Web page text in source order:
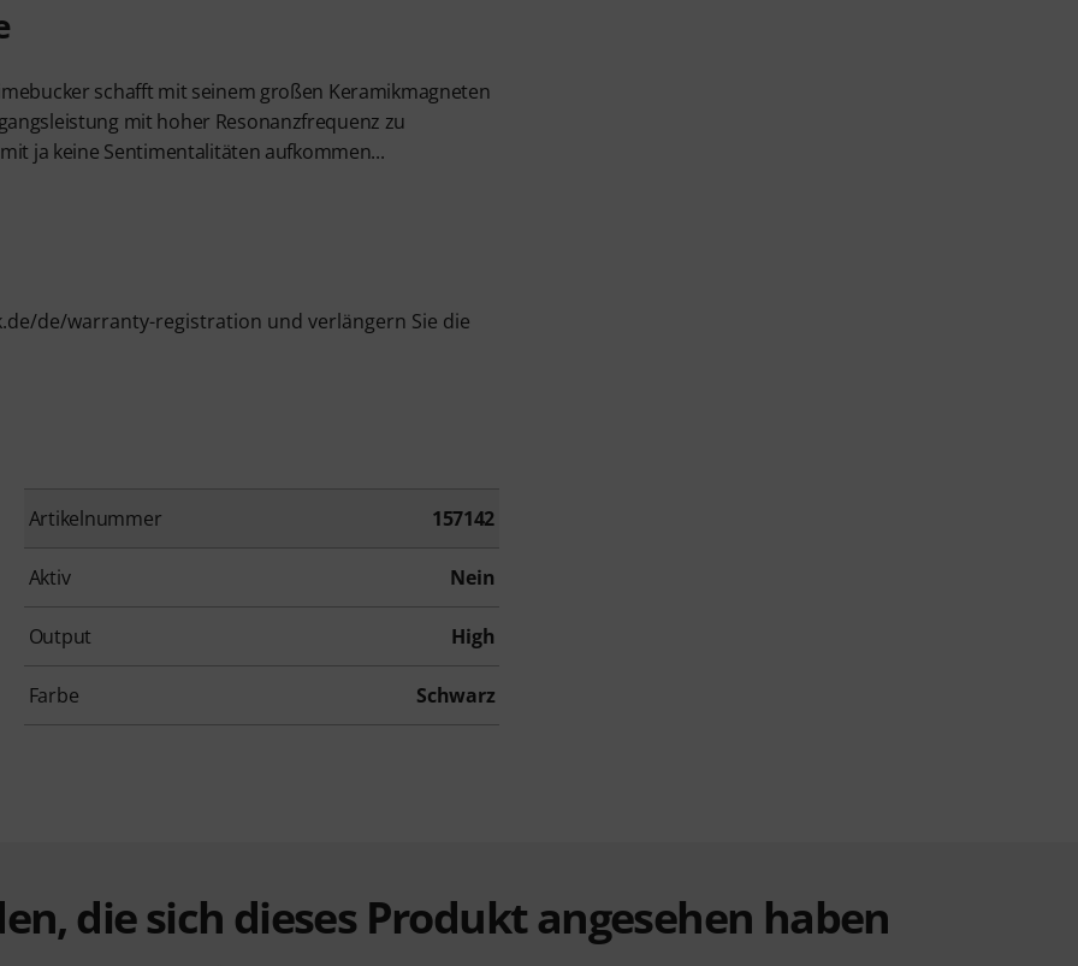
schafft mit seinem großen Keramikmagneten
mit hoher Resonanzfrequenz zu
ja keine Sentimentalitäten aufkommen...
de/warranty-registration und verlängern Sie die
Artikelnummer 157142
Aktiv Nein
Output High
Farbe Schwarz
die sich dieses Produkt angesehen haben